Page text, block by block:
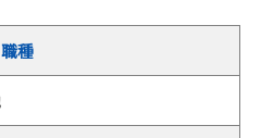
職種